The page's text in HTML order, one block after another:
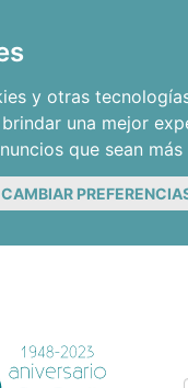
y otras
una mejor
que sean
CAMBIAR